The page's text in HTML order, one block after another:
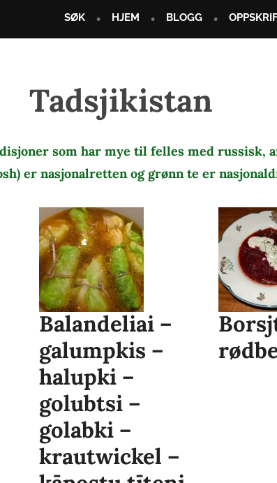
SØK HJEM BLOGG
Tadsjikistan
som har mye til felles med russisk,
er nasjonalretten og grønn te er
Balandeliai –
galumpkis –
halupki –
golubtsi –
golabki –
krautwickel –